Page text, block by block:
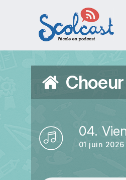
Aller au contenu principal
04.
01 juin 2026